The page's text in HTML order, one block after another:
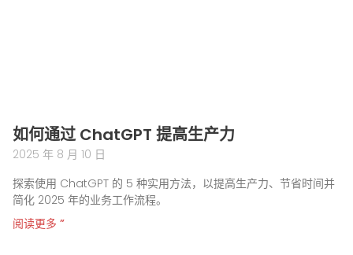
如何通过 ChatGPT 提高生产力
2025 年 8 月 10 日
探索使用 ChatGPT 的 5 种实用方法，以提高生产力、节省时间并
简化 2025 年的业务工作流程。
阅读更多 ”